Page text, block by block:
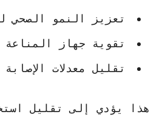
تعزيز النمو الصحي
تقوية جهاز المناعة
تقليل معدلات الإصابة
هذا يؤدي إلى
تقليل